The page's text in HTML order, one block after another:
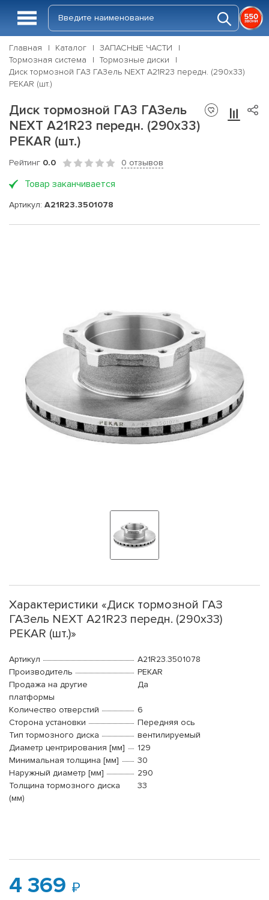
Главная Каталог
ЗАПАСНЫЕ ЧАСТИ
Тормозная система
Тормозные диски
Диск тормозной ГАЗ ГАЗель NEXT A21R23 передн. (290x33)
PEKAR (шт.)
Диск тормозной ГАЗ ГАЗель
NEXT A21R23 передн. (290x33)
PEKAR (шт.)
Рейтинг 0.0 0 отзывов
Товар заканчивается
Артикул: A21R23.3501078
Характеристики «Диск тормозной ГАЗ
ГАЗель NEXT A21R23 передн. (290x33)
PEKAR (шт.)»
Артикул
A21R23.3501078
Производитель
PEKAR
Продажа на другие
платформы
Да
Количество отверстий
6
Сторона установки
Передняя ось
Тип тормозного диска
вентилируемый
Диаметр центрирования [мм]
129
Минимальная толщина [мм]
30
Наружный диаметр [мм]
290
Толщина тормозного диска
(мм)
33
4 369